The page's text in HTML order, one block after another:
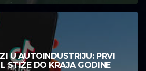
U AUTOINDUSTRIJU: PRVI
STIŽE DO KRAJA GODINE